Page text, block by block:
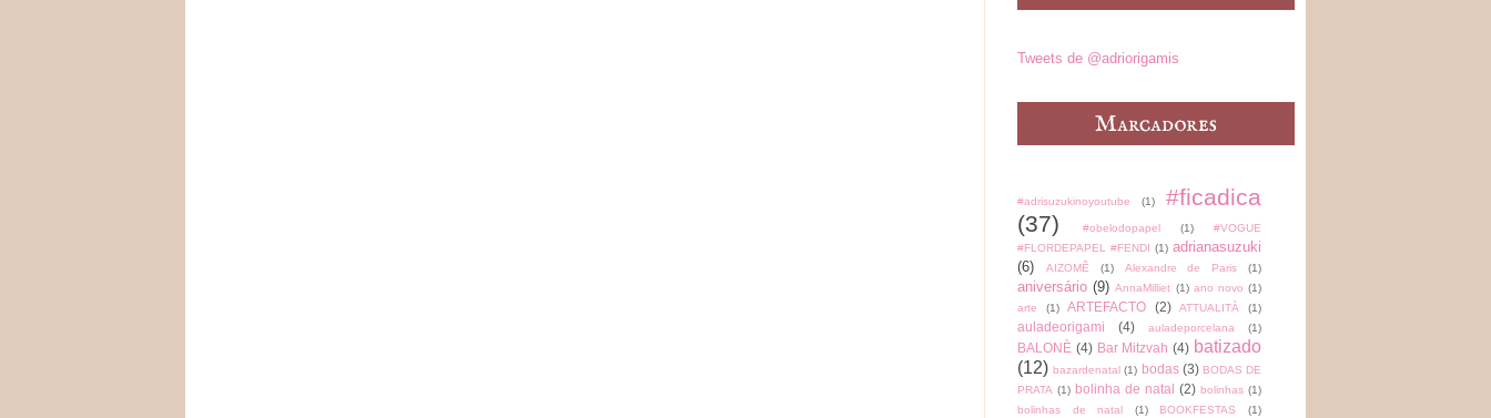
Tweets de @adriorigamis
#adrisuzukinoyoutube (1)
#ficadica
(37)
#obelodopapel (1)
#VOGUE
#FLORDEPAPEL #FENDI (1) adrianasuzuki
(6)
AIZOMÊ (1) Alexandre de Paris (1)
aniversário (9) AnnaMilliet (1) ano novo (1)
arte
(1) ARTEFACTO (2) ATTUALITÀ (1)
auladeorigami (4) auladeporcelana (1)
BALONÈ (4) Bar Mitzvah (4) batizado
(12) bazardenatal (1) bodas (3) BODAS DE
PRATA (1) bolinha de natal (2) bolinhas (1)
bolinhas de natal
(1) BOOKFESTAS (1)